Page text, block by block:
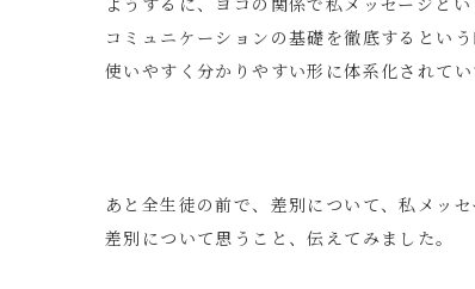
コミュニケーションの基礎を徹底するという
使いやすく分かりやすい形に体系化されて
あと全生徒の前で、差別について、私メッセ
差別について思うこと、伝えてみました。